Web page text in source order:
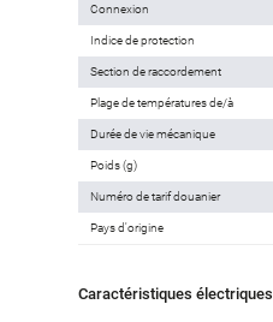
Connexion
Indice de protection
Section de raccordement
Plage de températures de/à
Durée de vie mécanique
Poids (g)
Numéro de tarif douanier
Pays d'origine
Caractéristiques électriques